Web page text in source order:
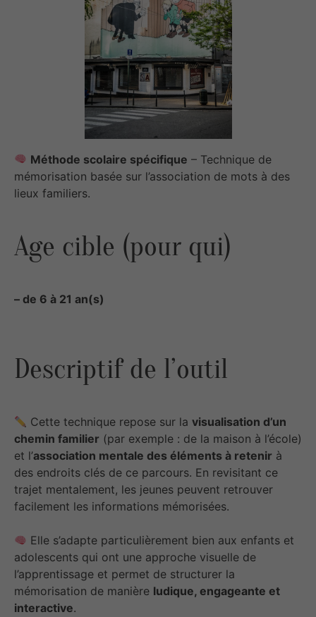
Méthode scolaire spécifique – Technique de
mémorisation basée sur l’association de mots à des
lieux familiers.
Age cible (pour qui)
– de 6 à 21 an(s)
Descriptif de l’outil
Cette technique repose sur lavisualisation d’un
chemin familier (par exemple : de la maison à l’école)
et l’association mentale des éléments à retenir à
des endroits clés de ce parcours. En revisitant ce
trajet mentalement, les jeunes peuvent retrouver
facilement les informations mémorisées.
Elle s’adapte particulièrement bien aux enfants et
adolescents qui ont une approche visuelle de
l’apprentissage et permet de structurer la
mémorisation de manière ludique, engageante et
interactive.